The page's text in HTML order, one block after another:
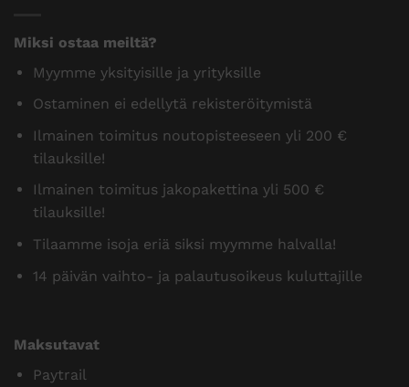
Miksi ostaa meiltä?
Myymme yksityisille ja yrityksille
Ostaminen ei edellytä rekisteröitymistä
Ilmainen toimitus noutopisteeseen yli 200 €
tilauksille!
Ilmainen toimitus jakopakettina yli 500 €
tilauksille!
Tilaamme isoja eriä siksi myymme halvalla!
14 päivän vaihto- ja palautusoikeus kuluttajille
Maksutavat
Paytrail